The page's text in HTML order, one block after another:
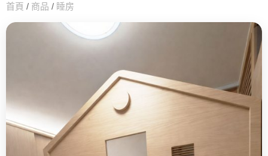
首頁 / 商品 / 睡房